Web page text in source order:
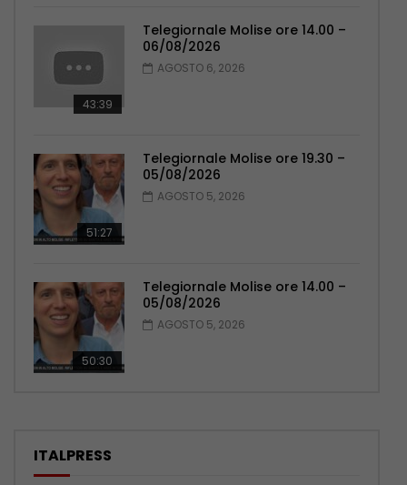
43:39
Telegiornale Molise ore 14.00 –
06/08/2026
AGOSTO 6, 2026
51:27
Telegiornale Molise ore 19.30 –
05/08/2026
AGOSTO 5, 2026
50:30
Telegiornale Molise ore 14.00 –
05/08/2026
AGOSTO 5, 2026
ITALPRESS